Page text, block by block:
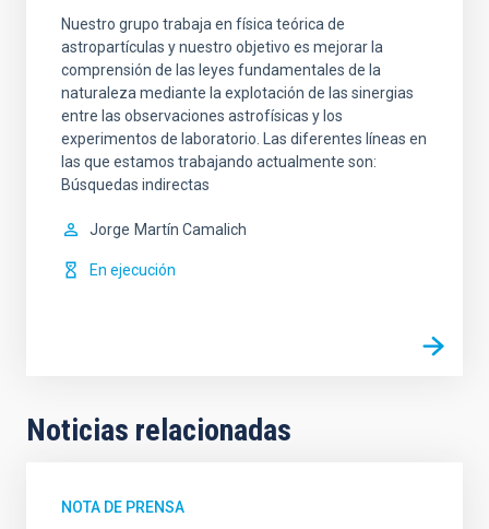
Nuestro grupo trabaja en física teórica de
astropartículas y nuestro objetivo es mejorar la
comprensión de las leyes fundamentales de la
naturaleza mediante la explotación de las sinergias
entre las observaciones astrofísicas y los
experimentos de laboratorio. Las diferentes líneas en
las que estamos trabajando actualmente son:
Búsquedas indirectas
Jorge Martín Camalich
En ejecución
Noticias relacionadas
NOTA DE PRENSA